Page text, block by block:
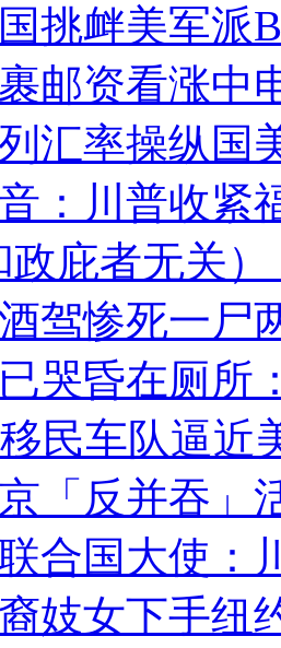
挑衅美军派
邮资看涨中
汇率操纵国
：川普收紧
政庇者无关）
驾惨死一尸
哭昏在厕所
民车队逼近
「反并吞」
合国大使：
妓女下手纽